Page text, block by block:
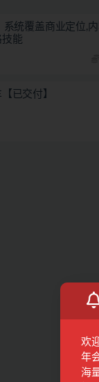
统覆盖商业定位,
能
已交付】
欢
年
海